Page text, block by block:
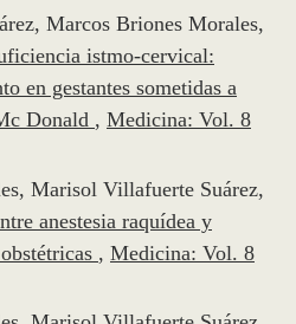
Marcos Briones Morales,
istmo-cervical:
en gestantes sometidas a
Donald , Medicina: Vol. 8
Marisol Villafuerte Suárez,
anestesia raquídea y
, Medicina: Vol. 8